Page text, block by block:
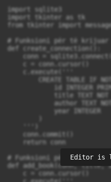
import sqlite3
import tkinter as tk
from tkinter import
# Funksioni për të krijuar
def create_connection():
conn =
    c = conn.cursor()
    c.execute('''
CREATE TABLE IF
id INTEGER
title TEXT NOT
author TEXT NOT
            year INTEGER
    conn.commit()
    return conn
# Funksioni për të
def add_book(conn, title,
    c = conn.cursor()
Editor is